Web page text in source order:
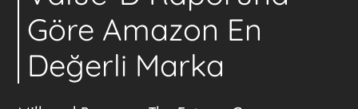
Göre Amazon En
Değerli Marka